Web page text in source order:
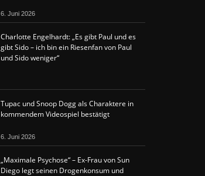
6. Juni 2026
Charlotte Engelhardt: „Es gibt Paul und es
gibt Sido – ich bin ein Riesenfan von Paul
und Sido weniger“
Tupac und Snoop Dogg als Charaktere in
kommendem Videospiel bestätigt
6. Juni 2026
„Maximale Psychose“ – Ex-Frau von Sun
Diego legt seinen Drogenkonsum und